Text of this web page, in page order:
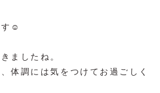
す☺️
ましたね。
体調には気をつけてお過ごしく